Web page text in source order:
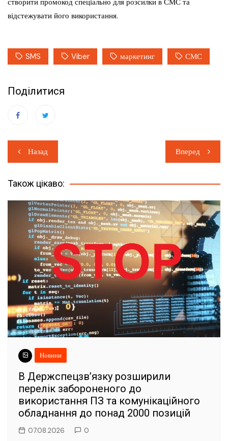
створити промокод спеціально для розсилки в СМС та
відстежувати його використання.
SMS Viber маркетинг СМС
Поділитися
Навігація
записів
Назад Вперед
Також цікаво:
Новини
В Держспецзв’язку розширили
перелік забороненого до
використання ПЗ та комунікаційного
обладнання до понад 2000 позицій
07.08.2026 0